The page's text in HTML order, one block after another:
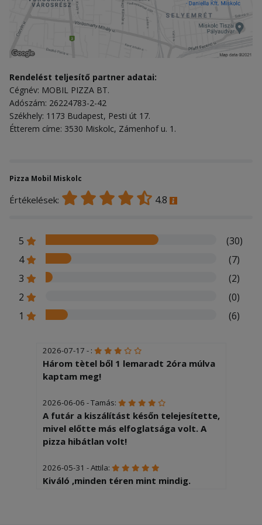
Rendelést teljesítő partner adatai:
Cégnév: MOBIL PIZZA BT.
Adószám: 26224783-2-42
Székhely: 1173 Budapest, Pesti út 17.
Étterem címe: 3530 Miskolc, Zámenhof u. 1.
Pizza Mobil Miskolc
Értékelések: 4.8
5
(30)
4
(7)
3
(2)
2
(0)
1
(6)
2026-07-17 - :
Három tètel ből 1 lemaradt 2óra múlva
kaptam meg!
2026-06-06 - Tamás:
A futár a kiszálítást későn telejesítette,
mivel előtte más elfoglatsága volt. A
pizza hibátlan volt!
2026-05-31 - Attila:
Kiváló ,minden téren mint mindig.